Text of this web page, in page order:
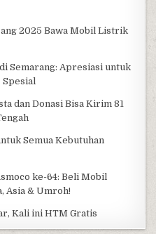
2025 Bawa Mobil Listrik
Semarang: Apresiasi untuk
Spesial
dan Donasi Bisa Kirim 81
Semua Kebutuhan
ke-64: Beli Mobil
Asia & Umroh!
Kali ini HTM Gratis